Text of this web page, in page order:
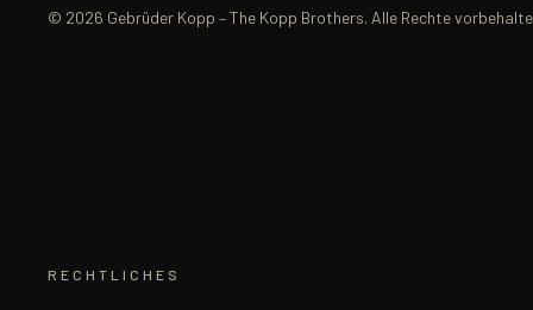
© 2026 Gebrüder Kopp – The Kopp Brothers. Alle Rechte
RECHTLICHES